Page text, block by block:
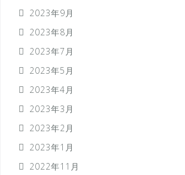
2023年9月
2023年8月
2023年7月
2023年5月
2023年4月
2023年3月
2023年2月
2023年1月
2022年11月